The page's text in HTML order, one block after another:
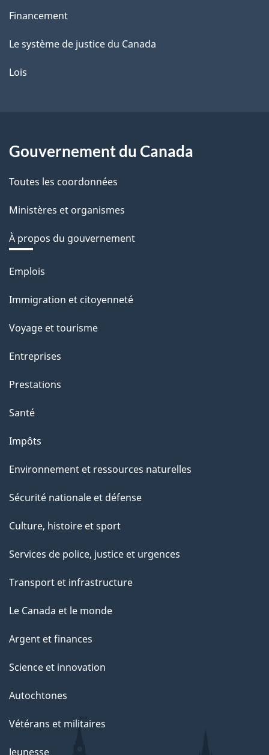
Financement
Le système de justice du Canada
Lois
Gouvernement du Canada
Toutes les coordonnées
Ministères et organismes
À propos du gouvernement
Thèmes
sujets
Emplois
Immigration et citoyenneté
Voyage et tourisme
Entreprises
Prestations
Santé
Impôts
Environnement et ressources naturelles
Sécurité nationale et défense
Culture, histoire et sport
Services de police, justice et urgences
Transport et infrastructure
Le Canada et le monde
Argent et finances
Science et innovation
Autochtones
Vétérans et militaires
Jeunesse